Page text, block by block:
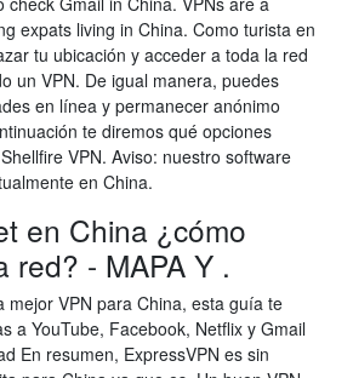
expats living in China. Como turista en
tu ubicación y acceder a toda la red
un VPN. De igual manera, puedes
en línea y permanecer anónimo
te diremos qué opciones
VPN. Aviso: nuestro software
en China.
en China ¿cómo
red? - MAPA Y .
mejor VPN para China, esta guía te
a YouTube, Facebook, Netflix y Gmail
En resumen, ExpressVPN es sin